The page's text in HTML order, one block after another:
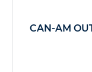
CAN-AM